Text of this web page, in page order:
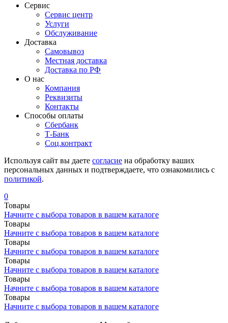
Сервис
Сервис центр
Услуги
Обслуживание
Доставка
Самовывоз
Местная доставка
Доставка по РФ
О нас
Компания
Реквизиты
Контакты
Cпособы оплаты
Сбербанк
Т-Банк
Соц.контракт
Используя сайт вы даете согласие на обработку ваших
персональных данных и подтверждаете, что ознакомились с
политикой.
0
Товары
Начните с выбора товаров в вашем каталоге
Товары
Начните с выбора товаров в вашем каталоге
Товары
Начните с выбора товаров в вашем каталоге
Товары
Начните с выбора товаров в вашем каталоге
Товары
Начните с выбора товаров в вашем каталоге
Товары
Начните с выбора товаров в вашем каталоге